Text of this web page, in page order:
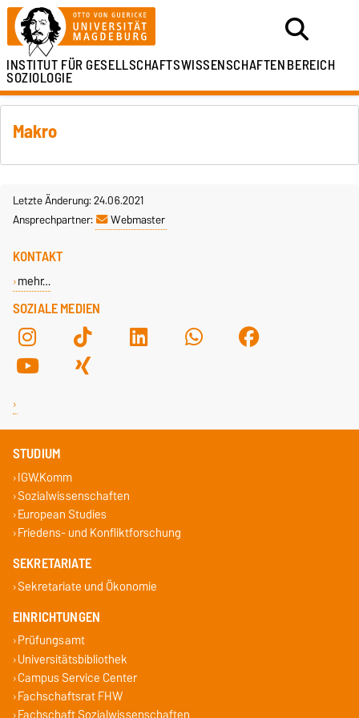
INSTITUT FÜRGESELLSCHAFTSWISSENSCHAFTENBEREICH
SOZIOLOGIE
Makro
Letzte Änderung: 24.06.2021
Ansprechpartner:
Webmaster
SOZIALE MEDIEN
KONTAKT
mehr…
STUDIUM
IGW.Komm
Sozialwissenschaften
European Studies
Friedens- und Konfliktforschung
SEKRETARIATE
Sekretariate und Ökonomie
EINRICHTUNGEN
Prüfungsamt
Universitätsbibliothek
Campus Service Center
Fachschaftsrat FHW